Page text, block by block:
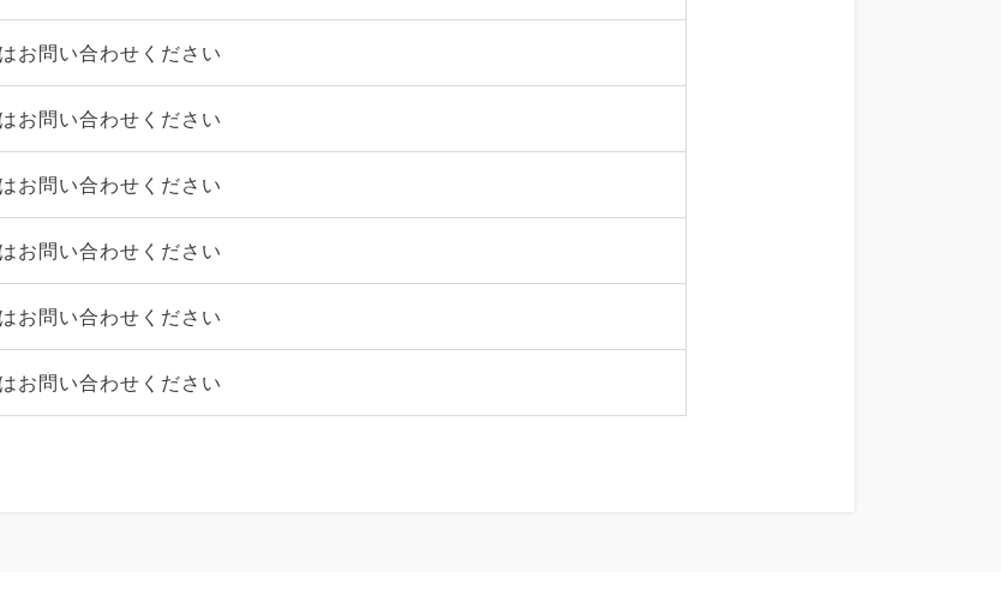
お問い合わせください
お問い合わせください
お問い合わせください
お問い合わせください
お問い合わせください
お問い合わせください